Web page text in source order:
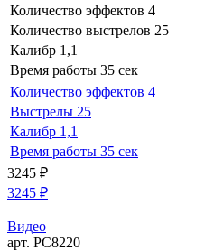
Количество эффектов 4
Количество выстрелов 25
Калибр 1,1
Время работы 35 сек
Количество эффектов 4
Выстрелы 25
Калибр 1,1
Время работы 35 сек
3245 ₽
3245 ₽
Видео
арт. РС8220